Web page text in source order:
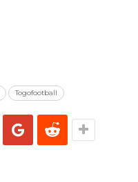
Togofootball